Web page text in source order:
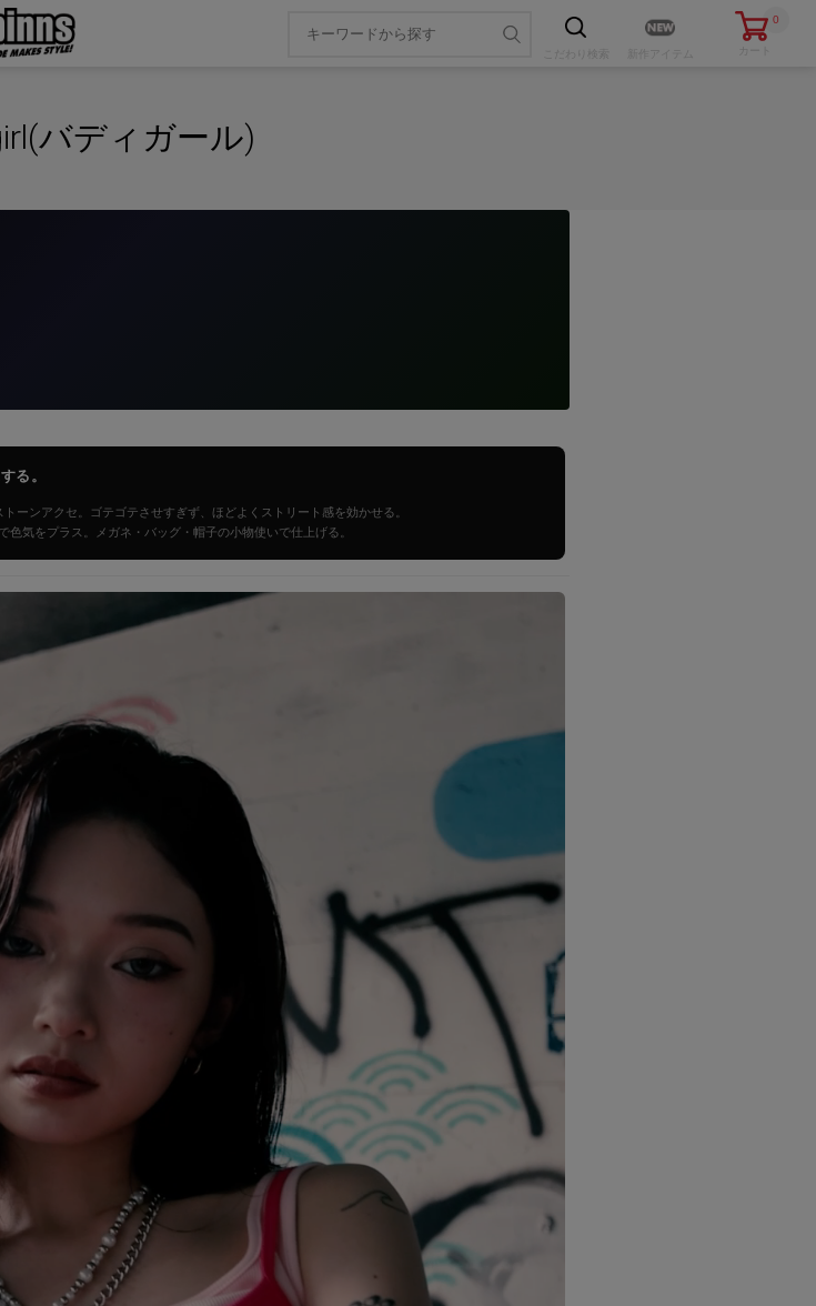
0
カート
バディガール)
る。
ーンアクセ。ゴテゴテさせすぎず、ほどよくストリート感を効かせる。
気をプラス。メガネ・バッグ・帽子の小物使いで仕上げる。